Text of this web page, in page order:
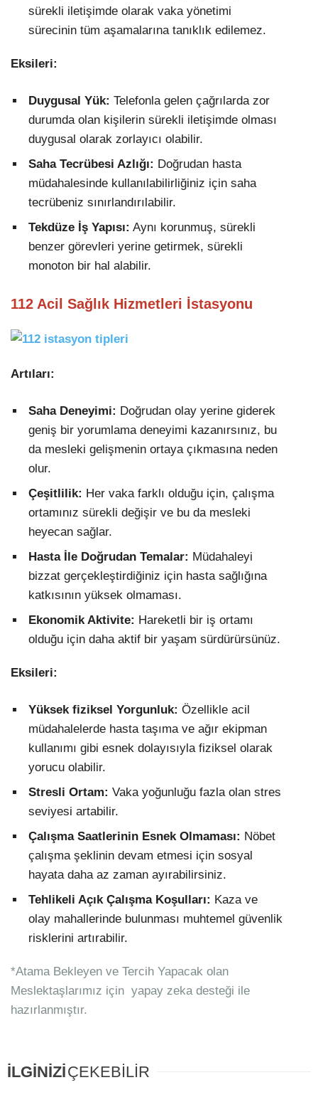
sürekli iletişimde olarak vaka yönetimi
sürecinin tüm aşamalarına tanıklık edilemez.
Eksileri:
Duygusal Yük: Telefonla gelen çağrılarda zor
durumda olan kişilerin sürekli iletişimde olması
duygusal olarak zorlayıcı olabilir.
Saha Tecrübesi Azlığı: Doğrudan hasta
müdahalesinde kullanılabilirliğiniz için saha
tecrübeniz sınırlandırılabilir.
Tekdüze İş Yapısı: Aynı korunmuş, sürekli
benzer görevleri yerine getirmek, sürekli
monoton bir hal alabilir.
112 Acil Sağlık Hizmetleri İstasyonu
Artıları:
Saha Deneyimi: Doğrudan olay yerine giderek
geniş bir yorumlama deneyimi kazanırsınız, bu
da mesleki gelişmenin ortaya çıkmasına neden
olur.
Çeşitlilik: Her vaka farklı olduğu için, çalışma
ortamınız sürekli değişir ve bu da mesleki
heyecan sağlar.
Hasta İle Doğrudan Temalar: Müdahaleyi
bizzat gerçekleştirdiğiniz için hasta sağlığına
katkısının yüksek olmaması.
Ekonomik Aktivite: Hareketli bir iş ortamı
olduğu için daha aktif bir yaşam sürdürürsünüz.
Eksileri:
Yüksek fiziksel Yorgunluk: Özellikle acil
müdahalelerde hasta taşıma ve ağır ekipman
kullanımı gibi esnek dolayısıyla fiziksel olarak
yorucu olabilir.
Stresli Ortam: Vaka yoğunluğu fazla olan stres
seviyesi artabilir.
Çalışma Saatlerinin Esnek Olmaması: Nöbet
çalışma şeklinin devam etmesi için sosyal
hayata daha az zaman ayırabilirsiniz.
Tehlikeli Açık Çalışma Koşulları: Kaza ve
olay mahallerinde bulunması muhtemel güvenlik
risklerini artırabilir.
*Atama Bekleyen ve Tercih Yapacak olan
Meslektaşlarımız için yapay zeka desteği ile
hazırlanmıştır.
İLGİNİZİÇEKEBİLİR